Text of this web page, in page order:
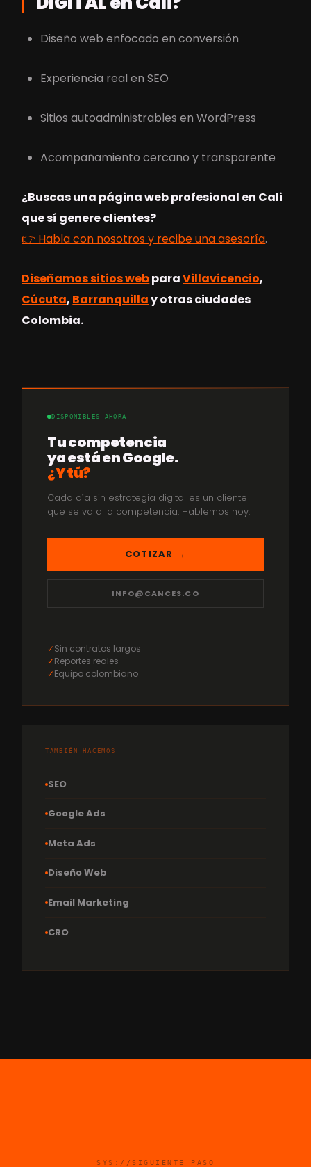
Diseño web enfocado en conversión
Experiencia real en SEO
Sitios autoadministrables en WordPress
Acompañamiento cercano y transparente
¿Buscas una página web profesional en Cali
que sí genere clientes?
👉 Habla con nosotros y recibe una asesoría.
Diseñamos sitios webparaVillavicencio,
Cúcuta, Barranquillay otras ciudades
Colombia.
DISPONIBLES AHORA
Tu competencia
ya está en Google.
¿Y tú?
Cada día sin estrategia digital es un cliente
que se va a la competencia. Hablemos hoy.
COTIZAR →
INFO@CANCES.CO
✓Sin contratos largos
✓Reportes reales
✓Equipo colombiano
TAMBIÉN HACEMOS
SEO
Google Ads
Meta Ads
Diseño Web
Email Marketing
CRO
SYS://SIGUIENTE_PASO